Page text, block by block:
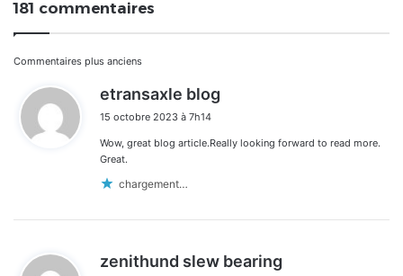
181 commentaires
Navigation
dans
les
commentaires
Commentaires plus anciens
etransaxle blog
15 octobre 2023 à 7h14
Wow, great blog article.Really looking forward to read more.
Great.
chargement…
zenithund slew bearing